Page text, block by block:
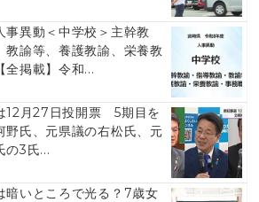
事異動＜中学校＞主幹教
教諭等、養護教諭、栄養教
全掲載】令和...
12月27日投開票 5期目を
野氏、元県議の右松氏、元
の3氏...
暗いところで光る？7歳女